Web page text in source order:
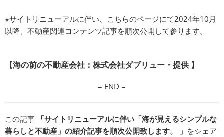
※サイトリニューアルに伴い、こちらのページにて2024年10月
以降、不動産関連コンテンツ記事を順次公開して参ります。
【海の前の不動産会社：株式会社ダブリュー・提供 】
= END =
この記事
「サイトリニューアルに伴い「海が見えるシンプルな
暮らしと不動産」の紹介記事を順次公開致します。 」 をシェア